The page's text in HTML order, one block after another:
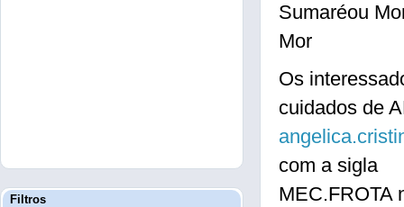
Sumaréou
Mor
Os
cuidados de
com a sigla
MEC.FROTA
Filtros